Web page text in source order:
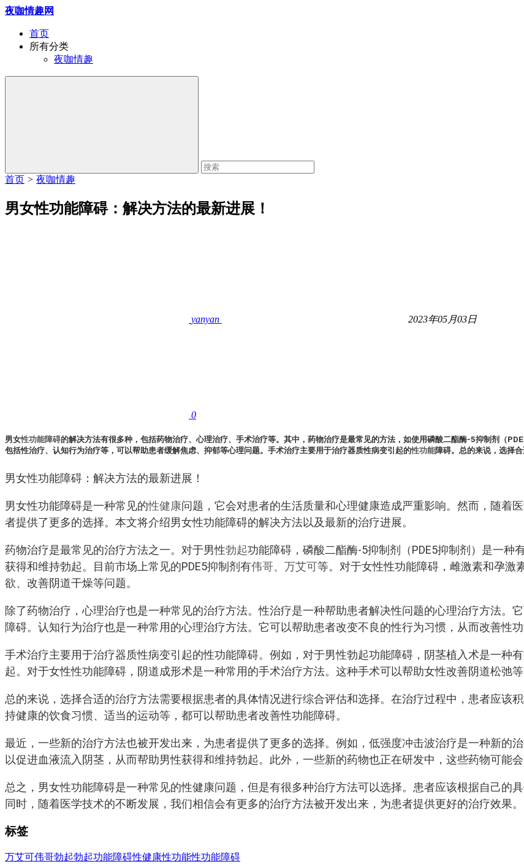
夜咖情趣网
首页
所有分类
夜咖情趣
首页 > 夜咖情趣
男女性功能障碍：解决方法的最新进展！
yanyan 2023年05月03日
0
男女性功能障碍的解决方法有很多种，包括药物治疗、心理治疗、手术治疗等。其中，药物治疗是最常见的方法，如使用磷酸二酯酶-5抑制剂（
包括性治疗、认知行为治疗等，可以帮助患者缓解焦虑、抑郁等心理问题。手术治疗主要用于治疗器质性病变引起的性功能障碍。总的来说，选择
男女性功能障碍：解决方法的最新进展！
男女性功能障碍是一种常见的性健康问题，它会对患者的生活质量和心理健康造成严重影响。然而，随着
者提供了更多的选择。本文将介绍男女性功能障碍的解决方法以及最新的治疗进展。
药物治疗是最常见的治疗方法之一。对于男性勃起功能障碍，磷酸二酯酶-5抑制剂（PDE5抑制剂）是一
获得和维持勃起。目前市场上常见的PDE5抑制剂有伟哥、 万艾可等。对于女性性功能障碍，雌激素和孕激
欲、改善阴道干燥等问题。
除了药物治疗，心理治疗也是一种常见的治疗方法。性治疗是一种帮助患者解决性问题的心理治疗方法。
障碍。认知行为治疗也是一种常用的心理治疗方法。它可以帮助患者改变不良的性行为习惯，从而改善性功
手术治疗主要用于治疗器质性病变引起的性功能障碍。例如，对于男性勃起功能障碍，阴茎植入术是一种
起。对于女性性功能障碍，阴道成形术是一种常用的手术治疗方法。这种手术可以帮助女性改善阴道松弛等
总的来说，选择合适的治疗方法需要根据患者的具体情况进行综合评估和选择。在治疗过程中，患者应该
持健康的饮食习惯、适当的运动等，都可以帮助患者改善性功能障碍。
最近，一些新的治疗方法也被开发出来，为患者提供了更多的选择。例如，低强度冲击波治疗是一种新的
以促进血液流入阴茎，从而帮助男性获得和维持勃起。此外，一些新的药物也正在研发中，这些药物可能
总之，男女性功能障碍是一种常见的性健康问题，但是有很多种治疗方法可以选择。患者应该根据自己的
同时，随着医学技术的不断发展，我们相信会有更多的治疗方法被开发出来，为患者提供更好的治疗效果。
标签
万艾可伟哥勃起勃起功能障碍性健康性功能性功能障碍